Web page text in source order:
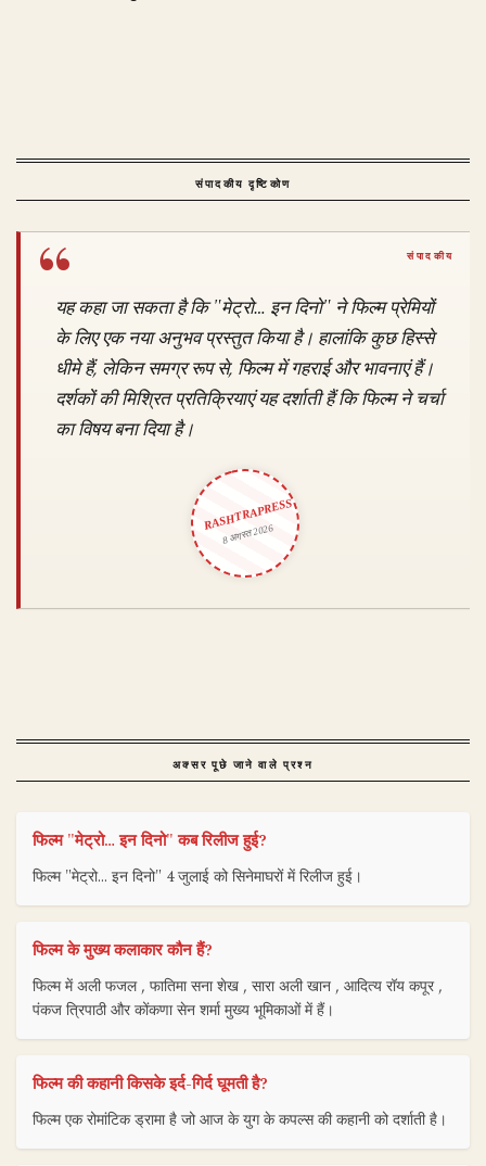
संपादकीय दृष्टिकोण
यह कहा जा सकता है कि "मेट्रो… इन दिनो" ने फिल्म प्रेमियों
के लिए एक नया अनुभव प्रस्तुत किया है। हालांकि कुछ हिस्से
धीमे हैं, लेकिन समग्र रूप से, फिल्म में गहराई और भावनाएं हैं।
दर्शकों की मिश्रित प्रतिक्रियाएं यह दर्शाती हैं कि फिल्म ने चर्चा
का विषय बना दिया है।
RASHTRAPRESS
8 अगस्त 2026
अक्सर पूछे जाने वाले प्रश्न
फिल्म "मेट्रो… इन दिनो" कब रिलीज हुई?
फिल्म "मेट्रो… इन दिनो" 4 जुलाई को सिनेमाघरों में रिलीज हुई।
फिल्म के मुख्य कलाकार कौन हैं?
फिल्म में अली फजल , फातिमा सना शेख , सारा अली खान , आदित्य रॉय कपूर ,
पंकज त्रिपाठी और कोंकणा सेन शर्मा मुख्य भूमिकाओं में हैं।
फिल्म की कहानी किसके इर्द-गिर्द घूमती है?
फिल्म एक रोमांटिक ड्रामा है जो आज के युग के कपल्स की कहानी को दर्शाती है।